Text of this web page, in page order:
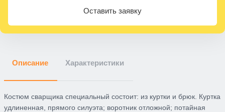
Оставить заявку
Описание Характеристики
Костюм сварщика специальный состоит: из куртки и брюк. Куртка
удлиненная, прямого силуэта; воротник отложной; потайная